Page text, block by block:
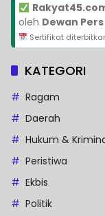
oleh Dewan Pers
Sertifikat
KATEGORI
Ragam
Daerah
Hukum &
Peristiwa
Ekbis
Politik